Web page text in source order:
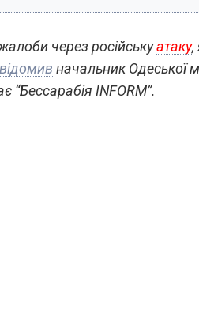
через російськуатаку,
начальник Одеської
“Бессарабія INFORM”.